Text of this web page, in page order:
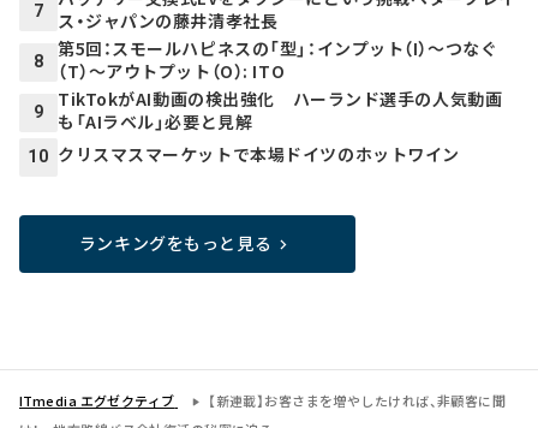
7
ス・ジャパンの藤井清孝社長
8
第5回：スモールハピネスの「型」：インプット（I）～つなぐ
（T）～アウトプット（O）: ITO
9
TikTokがAI動画の検出強化 ハーランド選手の人気動画
も「AIラベル」必要と見解
10 クリスマスマーケットで本場ドイツのホットワイン
ランキングをもっと見る
ITmedia エグゼクティブ
【新連載】お客さまを増やしたければ、非顧客に聞